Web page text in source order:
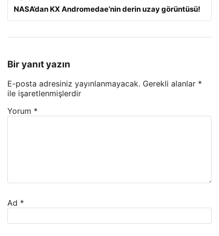
NASA’dan KX Andromedae’nin derin uzay görüntüsü!
Bir yanıt yazın
E-posta adresiniz yayınlanmayacak. Gerekli alanlar *
ile işaretlenmişlerdir
Yorum *
Ad *